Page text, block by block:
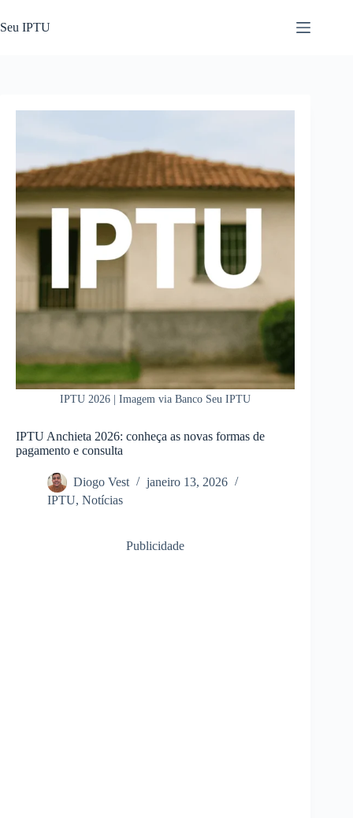
para
o
Seu IPTU
IPTU 2026 | Imagem via Banco Seu IPTU
IPTU Anchieta 2026: conheça as novas formas de
pagamento e consulta
Diogo Vest
janeiro 13, 2026
IPTU, Notícias
Publicidade